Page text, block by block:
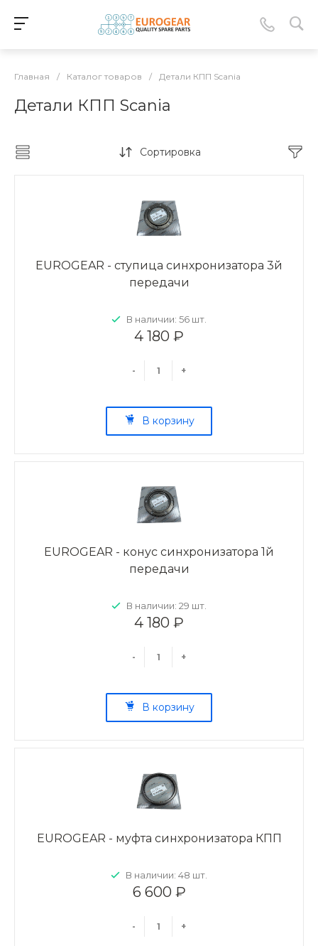
Главная / Каталог товаров / Детали КПП Scania
Детали КПП Scania
Сортировка
EUROGEAR - ступица синхронизатора 3й
передачи
В наличии: 56 шт.
4 180 ₽
- +
В корзину
EUROGEAR - конус синхронизатора 1й
передачи
В наличии: 29 шт.
4 180 ₽
- +
В корзину
EUROGEAR - муфта синхронизатора КПП
В наличии: 48 шт.
6 600 ₽
- +